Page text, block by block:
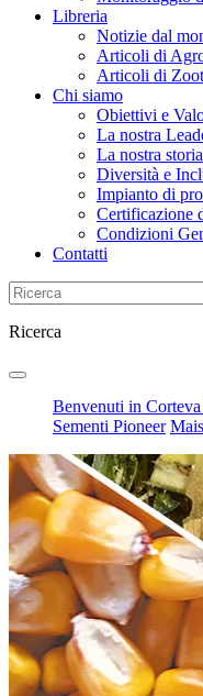
Libreria
Notizie dal
Articoli di
Articoli di
Chi siamo
Obiettivi e
La nostra
La nostra storia
Diversità e
Impianto di
Certificazione
Condizioni
Contatti
Ricerca
Benvenuti in
Sementi Pioneer Mais